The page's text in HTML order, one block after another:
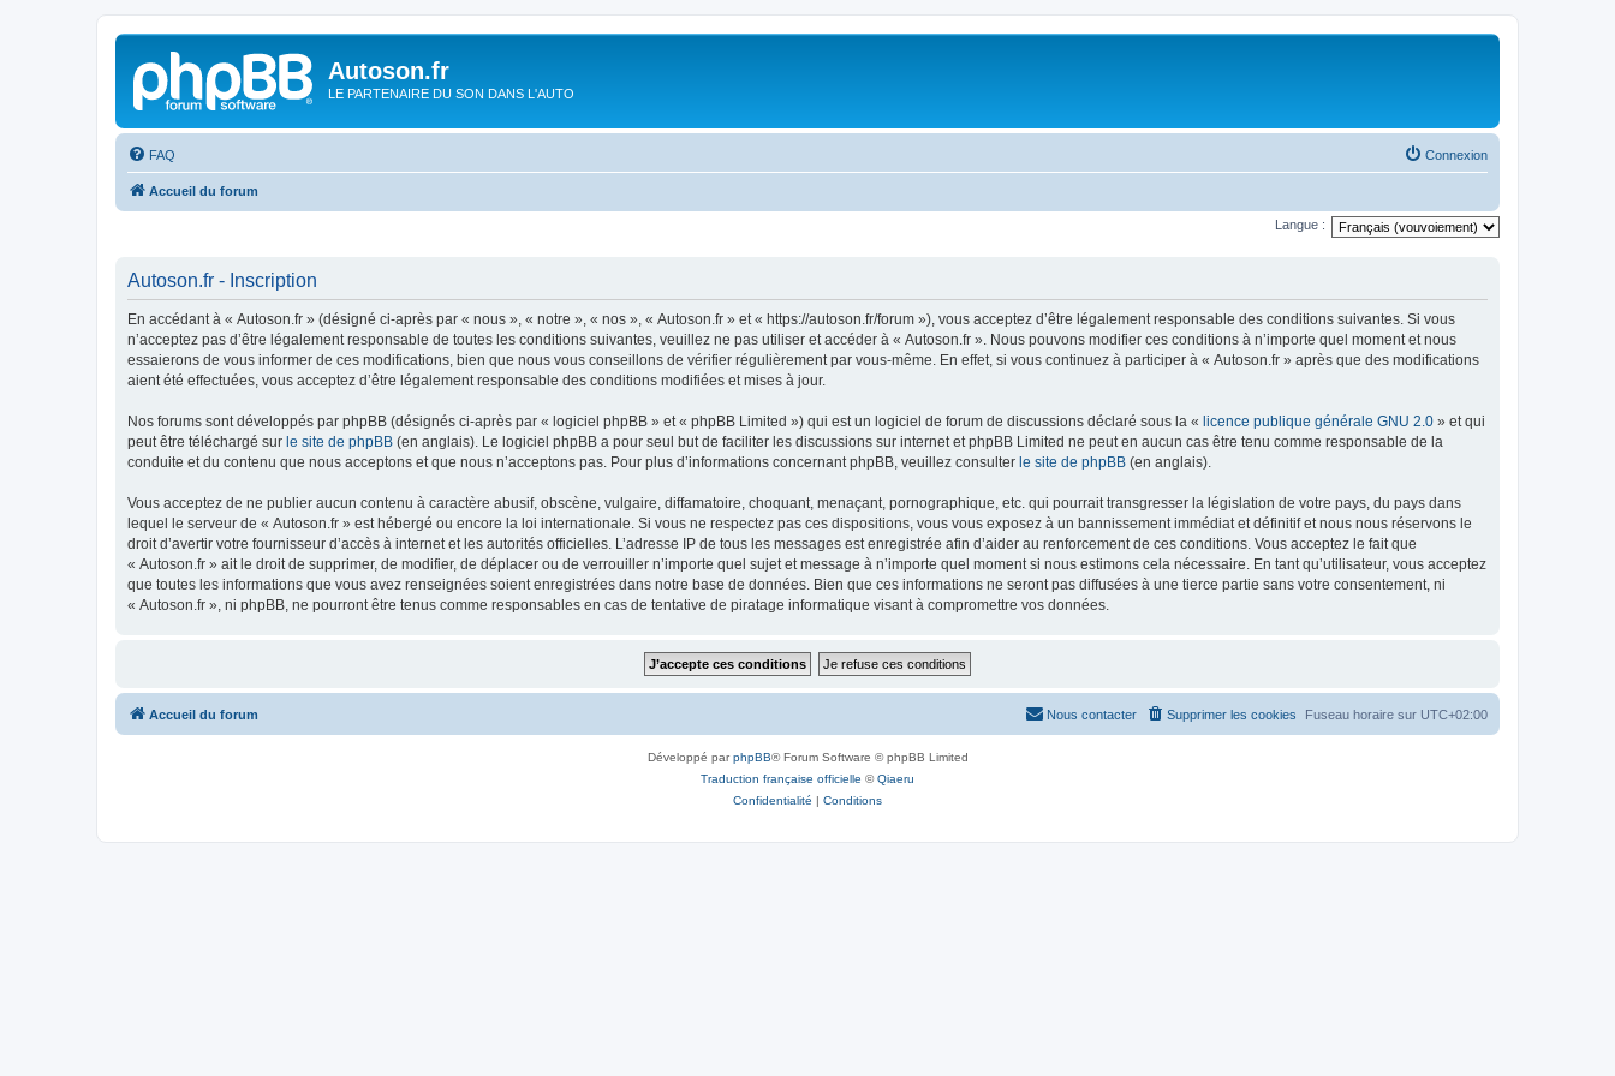
Autoson.fr
LE PARTENAIRE DU SON DANS L'AUTO
FAQ Connexion
Accueil du forum
Langue :
Autoson.fr - Inscription
En accédant à « Autoson.fr » (désigné ci-après par « nous », « notre », « nos », « Autoson.fr » et « https://autoson.fr/forum »), vous acceptez d’être légalement responsable des conditions suivantes. Si vous
n’acceptez pas d’être légalement responsable de toutes les conditions suivantes, veuillez ne pas utiliser et accéder à « Autoson.fr ». Nous pouvons modifier ces conditions à n’importe quel moment et nous
essaierons de vous informer de ces modifications, bien que nous vous conseillons de vérifier régulièrement par vous-même. En effet, si vous continuez à participer à « Autoson.fr » après que des modifications
aient été effectuées, vous acceptez d’être légalement responsable des conditions modifiées et mises à jour.
Nos forums sont développés par phpBB (désignés ci-après par « logiciel phpBB » et « phpBB Limited ») qui est un logiciel de forum de discussions déclaré sous la « licence publique générale GNU 2.0 » et qui
peut être téléchargé sur le site de phpBB (en anglais). Le logiciel phpBB a pour seul but de faciliter les discussions sur internet et phpBB Limited ne peut en aucun cas être tenu comme responsable de la
conduite et du contenu que nous acceptons et que nous n’acceptons pas. Pour plus d’informations concernant phpBB, veuillez consulter le site de phpBB (en anglais).
Vous acceptez de ne publier aucun contenu à caractère abusif, obscène, vulgaire, diffamatoire, choquant, menaçant, pornographique, etc. qui pourrait transgresser la législation de votre pays, du pays dans
lequel le serveur de « Autoson.fr » est hébergé ou encore la loi internationale. Si vous ne respectez pas ces dispositions, vous vous exposez à un bannissement immédiat et définitif et nous nous réservons le
droit d’avertir votre fournisseur d’accès à internet et les autorités officielles. L’adresse IP de tous les messages est enregistrée afin d’aider au renforcement de ces conditions. Vous acceptez le fait que
« Autoson.fr » ait le droit de supprimer, de modifier, de déplacer ou de verrouiller n’importe quel sujet et message à n’importe quel moment si nous estimons cela nécessaire. En tant qu’utilisateur, vous acceptez
que toutes les informations que vous avez renseignées soient enregistrées dans notre base de données. Bien que ces informations ne seront pas diffusées à une tierce partie sans votre consentement, ni
« Autoson.fr », ni phpBB, ne pourront être tenus comme responsables en cas de tentative de piratage informatique visant à compromettre vos données.
Accueil du forum Fuseau horaire sur UTC+02:00
Supprimer les cookies
Nous contacter
Développé parphpBB® Forum Software © phpBB Limited
Traduction française officielle ©Qiaeru
Confidentialité | Conditions